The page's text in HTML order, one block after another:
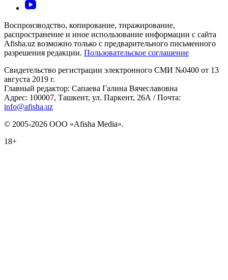
Воспроизводство, копирование, тиражирование,
распространение и иное использование информации с сайта
Afisha.uz возможно только с предварительного письменного
разрешения редакции. Пользовательское соглашение
Свидетельство регистрации электронного СМИ №0400 от 13
августа 2019 г.
Главный редактор: Сапаева Галина Вячеславовна
Адрес: 100007, Ташкент, ул. Паркент, 26А / Почта:
info@afisha.uz
© 2005-2026 ООО «Afisha Media».
18+